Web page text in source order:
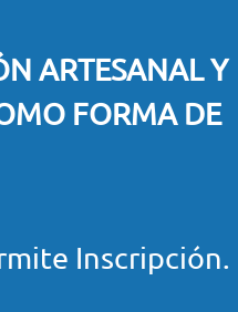
ARTESANAL Y
FORMA DE
Inscripción.